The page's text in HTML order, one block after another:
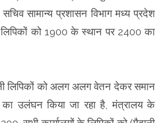
सामान्य प्रशासन विभाग मध्य प्रदेश
लिपिकों को 1900 के स्थान पर 2400 का
लिपिकों को अलग अलग वेतन देकर समान
का उलंघन किया जा रहा है, मंत्रालय के